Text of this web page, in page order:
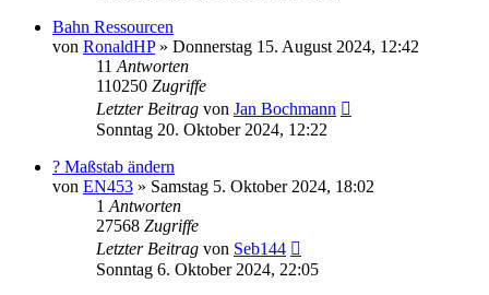
Bahn Ressourcen
von RonaldHP» Donnerstag 15. August 2024, 12:42
11 Antworten
110250 Zugriffe
Letzter Beitrag von Jan Bochmann
Sonntag 20. Oktober 2024, 12:22
? Maßstab ändern
von EN453 » Samstag 5. Oktober 2024, 18:02
1 Antworten
27568 Zugriffe
Letzter Beitrag von Seb144
Sonntag 6. Oktober 2024, 22:05